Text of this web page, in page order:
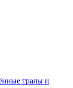
тралы и